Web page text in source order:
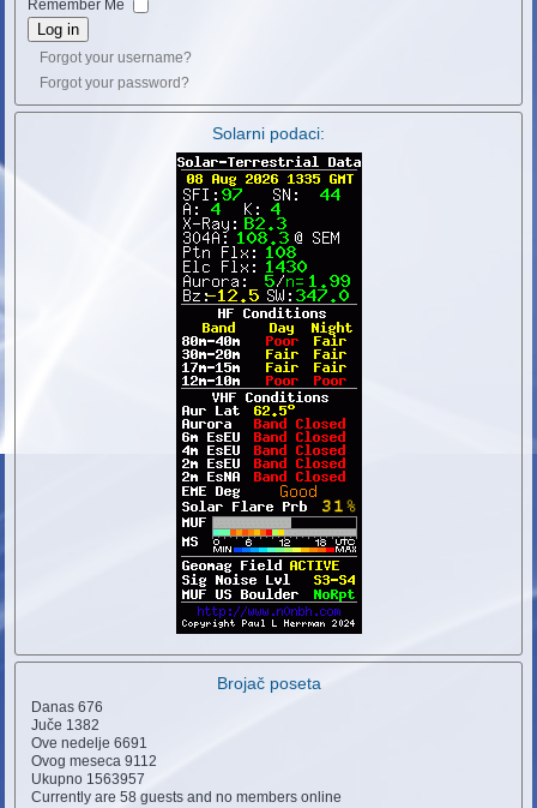
Remember Me
Log in
Forgot your username?
Forgot your password?
Solarni podaci:
Brojač poseta
Danas676
Juče 1382
Ove nedelje6691
Ovog meseca9112
Ukupno 1563957
Currently are 58 guests and no members online